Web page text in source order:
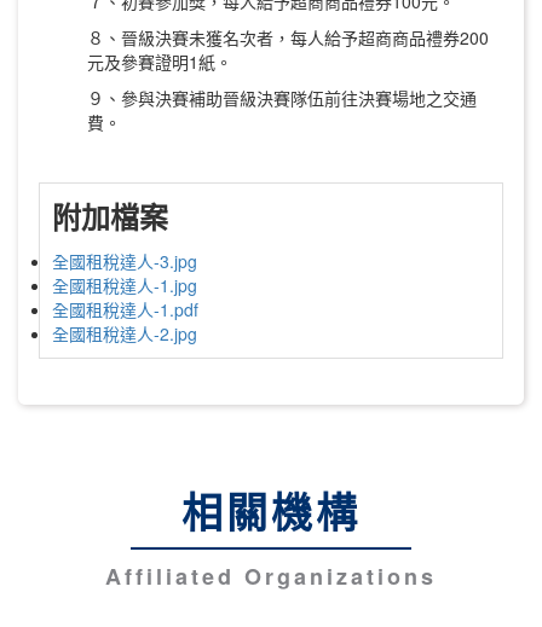
８、晉級決賽未獲名次者，每人給予超商商品禮券200
元及參賽證明1紙。
９、參與決賽補助晉級決賽隊伍前往決賽場地之交通
費。
附加檔案
全國租稅達人-3.jpg
全國租稅達人-1.jpg
全國租稅達人-1.pdf
全國租稅達人-2.jpg
相關機構
Affiliated Organizations